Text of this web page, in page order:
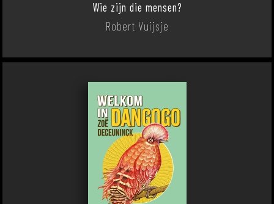
Wie zijn die mensen?
Robert Vuijsje